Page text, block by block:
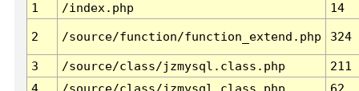
1
/index.php 14
2 /source/function/function_extend.php 324
3 /source/class/jzmysql.class.php
211
4
/source/class/jzmysql.class.php
62